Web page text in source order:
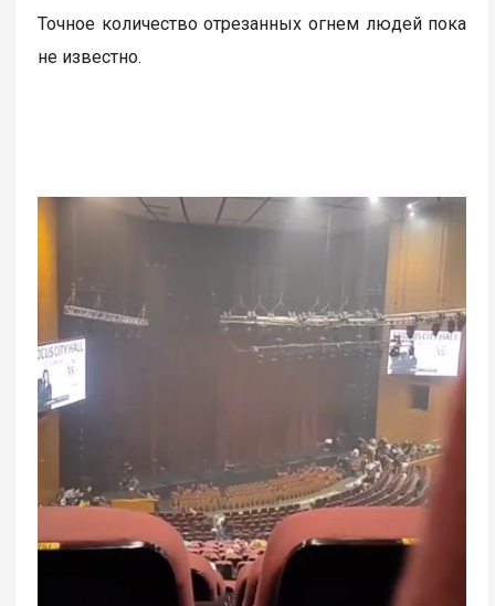
Точное количество отрезанных огнем людей пока
не известно.